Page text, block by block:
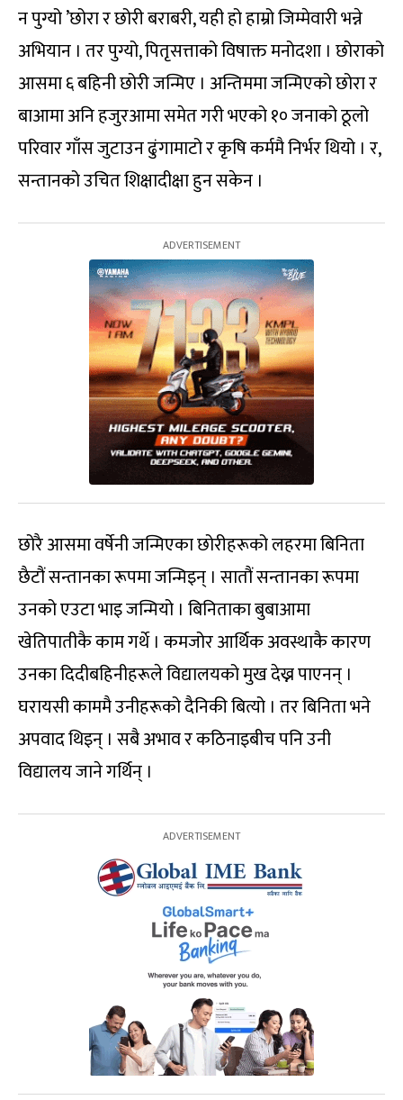
न पुग्यो ’छोरा र छोरी बराबरी, यही हो हाम्रो जिम्मेवारी भन्ने
अभियान । तर पुग्यो, पितृसत्ताको विषाक्त मनोदशा । छोराको
आसमा ६ बहिनी छोरी जन्मिए । अन्तिममा जन्मिएको छोरा र
बाआमा अनि हजुरआमा समेत गरी भएको १० जनाको ठूलो
परिवार गाँस जुटाउन ढुंगामाटो र कृषि कर्ममै निर्भर थियो । र,
सन्तानको उचित शिक्षादीक्षा हुन सकेन ।
छोरै आसमा वर्षेनी जन्मिएका छोरीहरूको लहरमा बिनिता
छैटौं सन्तानका रूपमा जन्मिइन् । सातौं सन्तानका रूपमा
उनको एउटा भाइ जन्मियो । बिनिताका बुबाआमा
खेतिपातीकै काम गर्थे । कमजोर आर्थिक अवस्थाकै कारण
उनका दिदीबहिनीहरूले विद्यालयको मुख देख्न पाएनन् ।
घरायसी काममै उनीहरूको दैनिकी बित्यो । तर बिनिता भने
अपवाद थिइन् । सबै अभाव र कठिनाइबीच पनि उनी
विद्यालय जाने गर्थिन् ।